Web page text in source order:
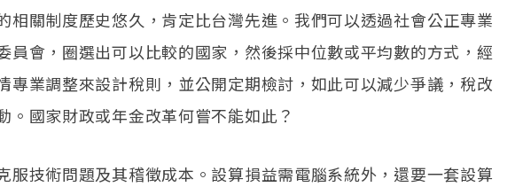
相關制度歷史悠久，肯定比台灣先進。我們可以透過社會公正專業
員會，圈選出可以比較的國家，然後採中位數或平均數的方式，經
專業調整來設計稅則，並公開定期檢討，如此可以減少爭議，稅改
。國家財政或年金改革何嘗不能如此？
服技術問題及其稽徵成本。設算損益需電腦系統外，還要一套設算